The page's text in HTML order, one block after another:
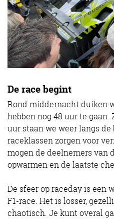
De race begint
Rond middernacht duiken
hebben nog 48 uur te gaan.
uur staan we weer langs
raceklassen zorgen voor
mogen de deelnemers van
opwarmen en de laatste
De sfeer op raceday is een
F1-race. Het is losser,
chaotisch. Je kunt overal